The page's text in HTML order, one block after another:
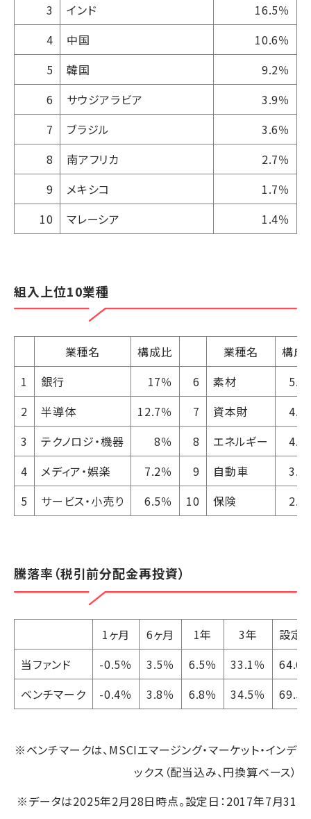
3
インド
16.5％
4
中国
10.6％
5
韓国
9.2％
6
サウジアラビア
3.9％
7
ブラジル
3.6％
8
南アフリカ
2.7％
9
メキシコ
1.7％
10
マレーシア 1.4％
組入上位10業種
業種名 構成比 業種名
構成
1
銀行 17％ 6 素材
5.4
2
半導体 12.7％ 7 資本財
4.3
3
テクノロジ・機器 8％ 8 エネルギー
4.2
4
メディア・娯楽 7.2％ 9 自動車
3.7
5
サービス・小売り 6.5％ 10 保険 2.9
騰落率（税引前分配金再投資）
1ヶ月 6ヶ月 1年 3年
設定
当ファンド
-0.5％ 3.5％ 6.5％ 33.1％
64.6
ベンチマーク
-0.4％ 3.8％ 6.8％ 34.5％ 69.5
※ベンチマークは、MSCIエマージング・マーケット・インデ
ックス（配当込み、円換算ベース）
※データは2025年2月28日時点。設定日：2017年7月31